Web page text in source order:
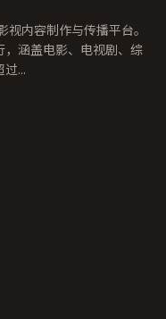
内容制作与传播平台。
涵盖电影、电视剧、综
...